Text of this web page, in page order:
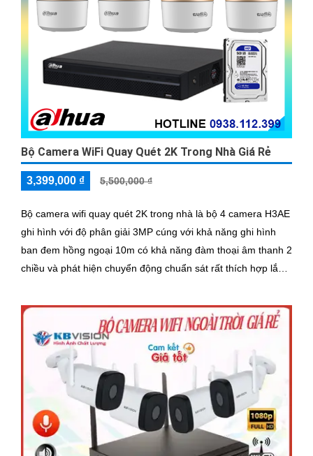
Bộ Camera WiFi Quay Quét 2K Trong Nhà Giá Rẻ
3,399,000 ₫ 5,500,000 ₫
Bộ camera wifi quay quét 2K trong nhà là bộ 4 camera H3AE
ghi hình với độ phân giải 3MP cúng với khả năng ghi hình
ban đem hồng ngoại 10m có khả năng đàm thoại âm thanh 2
chiều và phát hiện chuyển động chuẩn sát rất thích hợp lắp
cầu camera vừa có thể giám sát đêm vừa có thể đàm thoại
được âm thanh 2 chiều.